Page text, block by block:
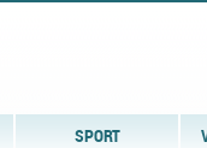
SPORT